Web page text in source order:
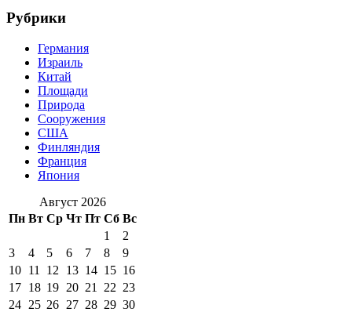
Рубрики
Германия
Израиль
Китай
Площади
Природа
Сооружения
США
Финляндия
Франция
Япония
Август 2026
Пн Вт Ср Чт Пт Сб Вс
1
2
3
4 5 6 7 8
9
10 11 12 13 14 15 16
17 18 19 20 21 22 23
24 25 26 27 28 29 30